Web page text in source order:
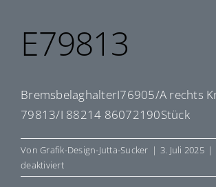
E79813
BremsbelaghalterI76905/A rechts
79813/I 88214 86072190Stück
VonGrafik-Design-Jutta-Sucker | 3. Juli 2025 |
deaktiviertfür
E79813